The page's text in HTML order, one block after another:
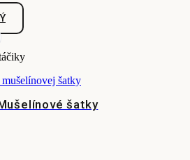
šatky